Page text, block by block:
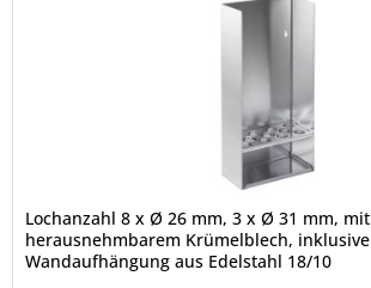
Lochanzahl 8 x Ø 26 mm, 3 x Ø 31 mm, mit
herausnehmbarem Krümelblech, inklusive
Wandaufhängung aus Edelstahl 18/10